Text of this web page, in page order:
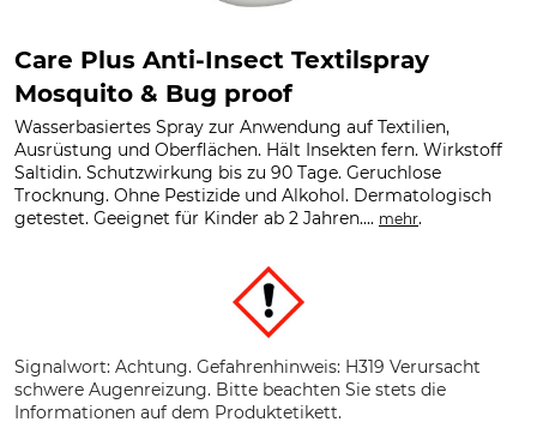
Care Plus Anti-Insect Textilspray
Mosquito & Bug proof
Wasserbasiertes Spray zur Anwendung auf Textilien,
Ausrüstung und Oberflächen. Hält Insekten fern. Wirkstoff
Saltidin. Schutzwirkung bis zu 90 Tage. Geruchlose
Trocknung. Ohne Pestizide und Alkohol. Dermatologisch
getestet. Geeignet für Kinder ab 2 Jahren.... mehr.
Signalwort: Achtung. Gefahrenhinweis: H319 Verursacht
schwere Augenreizung. Bitte beachten Sie stets die
Informationen auf dem Produktetikett.